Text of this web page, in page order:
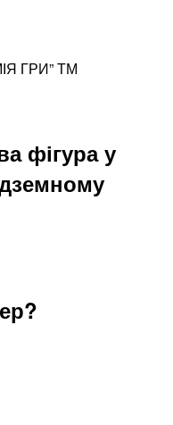
ГРИ” ТМ
фігура у